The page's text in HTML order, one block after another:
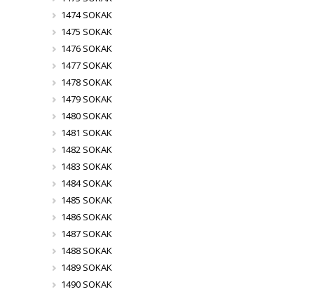
1474 SOKAK
1475 SOKAK
1476 SOKAK
1477 SOKAK
1478 SOKAK
1479 SOKAK
1480 SOKAK
1481 SOKAK
1482 SOKAK
1483 SOKAK
1484 SOKAK
1485 SOKAK
1486 SOKAK
1487 SOKAK
1488 SOKAK
1489 SOKAK
1490 SOKAK